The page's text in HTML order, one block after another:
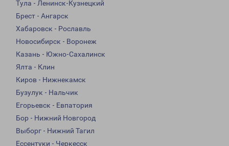
Тула - Ленинск-Кузнецкий
Брест - Ангарск
Хабаровск - Рославль
Новосибирск - Воронеж
Казань - Южно-Сахалинск
Ялта - Клин
Киров - Нижнекамск
Бузулук - Нальчик
Егорьевск - Евпатория
Бор - Нижний Новгород
Выборг - Нижний Тагил
Ессентуки - Черкесск